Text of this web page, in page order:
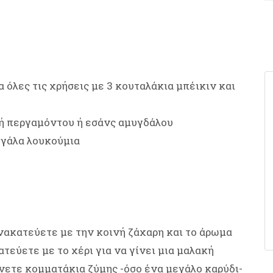
τις χρήσεις με 3 κουταλάκια μπέικιν και
περγαμόντου ή εσάνς αμυγδάλου
λουκούμια
με την κοινή ζάχαρη και το άρωμα
με το χέρι για να γίνει μια μαλακή
κομματάκια ζύμης -όσο ένα μεγάλο καρύδι-